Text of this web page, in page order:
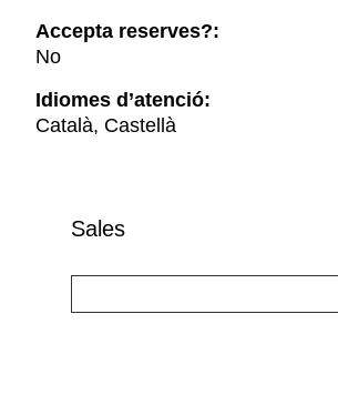
Accepta reserves?:
No
Idiomes d’atenció:
Català, Castellà
Sales